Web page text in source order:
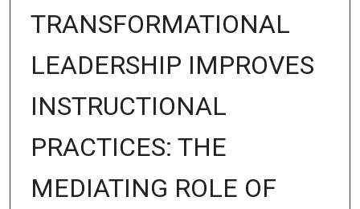
TRANSFORMATIONAL
LEADERSHIP IMPROVES
INSTRUCTIONAL
PRACTICES: THE
MEDIATING ROLE OF